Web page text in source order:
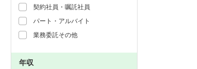
契約社員・嘱託社員
パート・アルバイト
業務委託その他
年収